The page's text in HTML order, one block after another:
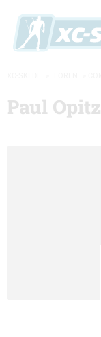
Paul Opitz